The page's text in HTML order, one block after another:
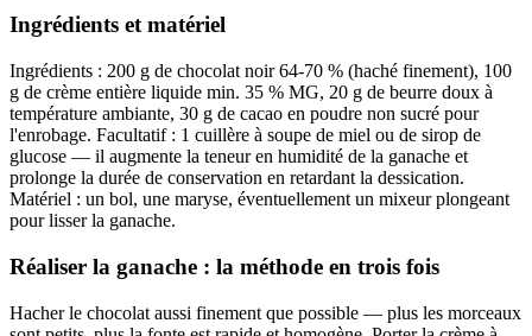
Ingrédients et matériel
Ingrédients : 200 g de chocolat noir 64-70 % (haché finement), 100
g de crème entière liquide min. 35 % MG, 20 g de beurre doux à
température ambiante, 30 g de cacao en poudre non sucré pour
l'enrobage. Facultatif : 1 cuillère à soupe de miel ou de sirop de
glucose — il augmente la teneur en humidité de la ganache et
prolonge la durée de conservation en retardant la dessication.
Matériel : un bol, une maryse, éventuellement un mixeur plongeant
pour lisser la ganache.
Réaliser la ganache : la méthode en trois fois
Hacher le chocolat aussi finement que possible — plus les morceaux